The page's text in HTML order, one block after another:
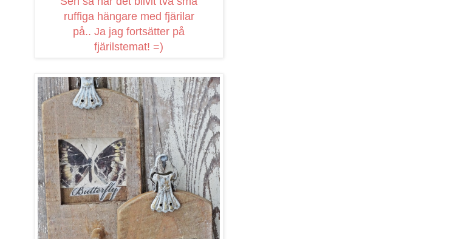
ruffiga hängare med fjärilar
på.. Ja jag fortsätter på
fjärilstemat! =)